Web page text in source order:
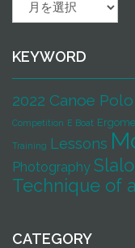
録
KEYWORD
2022 Canoe
Competition E Boat
Training Lessons
Photography
Technique of
CATEGORY